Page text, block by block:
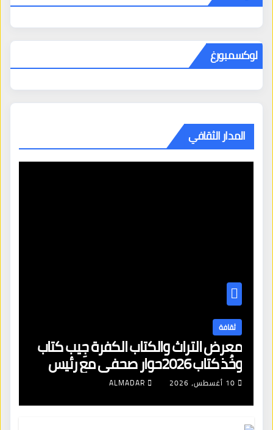
لوكسمبورغ
المدار الثقافي
ثقافة
معرض التراث والكتاب الكفرة جِيب كتاب
وخُذ كتاب 2026حوار صحفي مع رئيس
اللجنة العليا للمعرض
10 أغسطس، 2026 ALMADAR